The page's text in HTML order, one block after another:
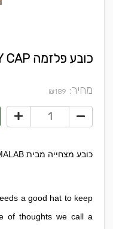
כובע פלזמה TWIZY CAP
מחיר: ₪189
PLAZMALAB כובע מצחייה מבית
a good hat to keep
of thoughts we call a